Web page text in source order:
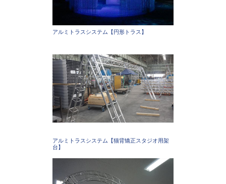
アルミトラスシステム【円形トラス】
アルミトラスシステム【猫背矯正スタジオ用架
台】